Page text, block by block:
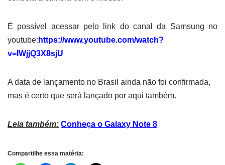
É possível acessar pelo link do canal da Samsung no
youtube: https://www.youtube.com/watch?
v=IWjjQ3X8sjU
A data de lançamento no Brasil ainda não foi confirmada,
mas é certo que será lançado por aqui também.
Leia também: Conheça o Galaxy Note 8
Compartilhe essa matéria: